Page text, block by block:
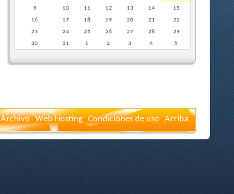
9
10 11 12 13 14
15
16
17 18 19 20 21
22
23
24 25 26 27 28
29
30
31 1 2 3 4 5
Archivo Web Hosting Condiciones de uso Arriba